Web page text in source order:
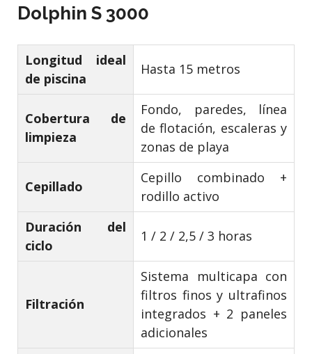
Dolphin S 3000
Longitud ideal
de piscina
Hasta 15 metros
Cobertura de
limpieza
Fondo, paredes, línea
de flotación, escaleras y
zonas de playa
Cepillado
Cepillo combinado +
rodillo activo
Duración del
ciclo
1 / 2 / 2,5 / 3 horas
Filtración
Sistema multicapa con
filtros finos y ultrafinos
integrados + 2 paneles
adicionales